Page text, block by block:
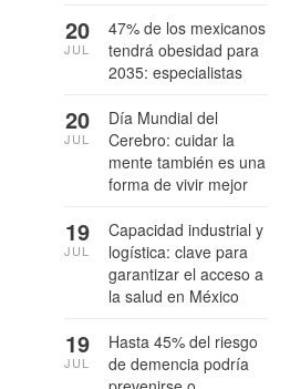
47% de los mexicanos
tendrá obesidad para
2035: especialistas
20
JUL
Día Mundial del
Cerebro: cuidar la
mente también es una
forma de vivir mejor
20
JUL
Capacidad industrial y
logística: clave para
garantizar el acceso a
la salud en México
19
JUL
Hasta 45% del riesgo
de demencia podría
19
JUL